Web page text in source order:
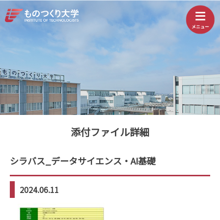
添付ファイル詳細
シラバス_データサイエンス・AI基礎
2024.06.11